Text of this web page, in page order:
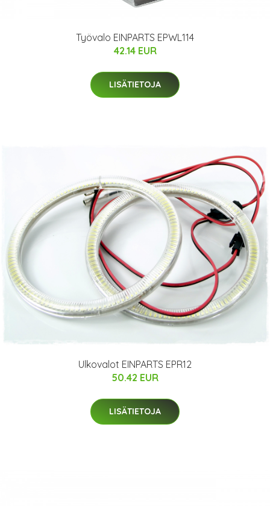
Työvalo EINPARTS EPWL114
42.14 EUR
LISÄTIETOJA
Ulkovalot EINPARTS EPR12
50.42 EUR
LISÄTIETOJA